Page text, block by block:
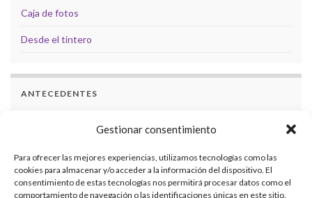
Gestionar consentimiento
Para ofrecer las mejores experiencias, utilizamos tecnologías como las
cookies para almacenar y/o acceder a la información del dispositivo. El
consentimiento de estas tecnologías nos permitirá procesar datos como el
comportamiento de navegación o las identificaciones únicas en este sitio.
Caja de fotos
Desde el tintero
ANTECEDENTES
Investigaciones